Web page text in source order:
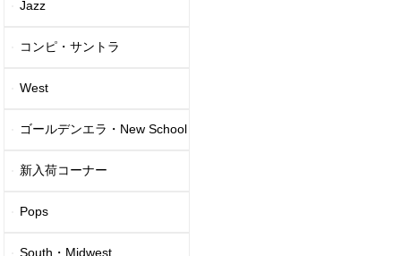
Jazz
コンピ・サントラ
West
ゴールデンエラ・New School
新入荷コーナー
Pops
South・Midwest